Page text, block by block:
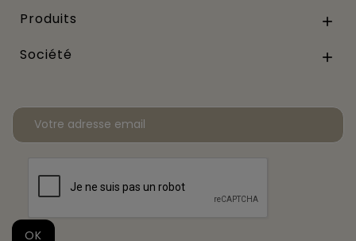
Produits 
Société 